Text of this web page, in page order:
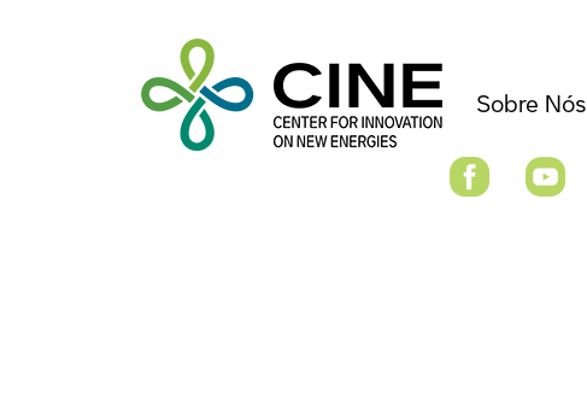
Sobre Nós